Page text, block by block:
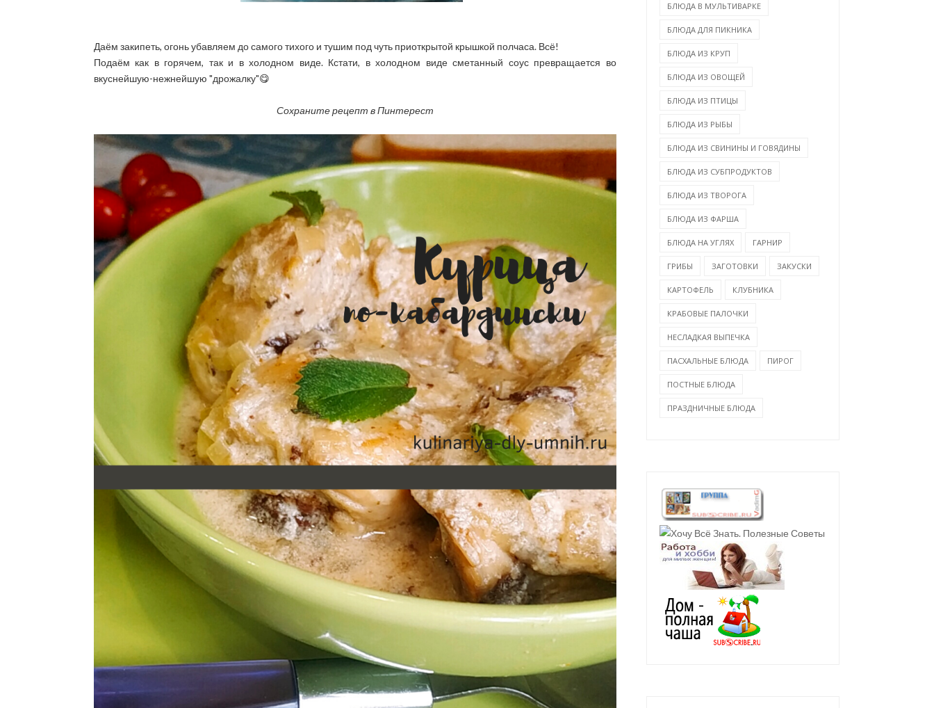
Даём закипеть, огонь убавляем до самого тихого и тушим под чуть приоткрытой крышкой полчаса. Всё!
Подаём как в горячем, так и в холодном виде. Кстати, в холодном виде сметанный соус превращается во
вкуснейшую-нежнейшую "дрожалку"😋
Сохраните рецепт в Пинтерест
БЛЮДА В МУЛЬТИВАРКЕ
БЛЮДА ДЛЯ ПИКНИКА
БЛЮДА ИЗ КРУП
БЛЮДА ИЗ ОВОЩЕЙ
БЛЮДА ИЗ ПТИЦЫ
БЛЮДА ИЗ РЫБЫ
БЛЮДА ИЗ СВИНИНЫ И ГОВЯДИНЫ
БЛЮДА ИЗ СУБПРОДУКТОВ
БЛЮДА ИЗ ТВОРОГА
БЛЮДА ИЗ ФАРША
БЛЮДА НА УГЛЯХ ГАРНИР
ГРИБЫ ЗАГОТОВКИ ЗАКУСКИ
КАРТОФЕЛЬ КЛУБНИКА
КРАБОВЫЕ ПАЛОЧКИ
НЕСЛАДКАЯ ВЫПЕЧКА
ПАСХАЛЬНЫЕ БЛЮДА ПИРОГ
ПОСТНЫЕ БЛЮДА
ПРАЗДНИЧНЫЕ БЛЮДА